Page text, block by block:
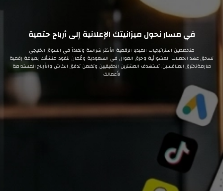
في مسار نحول ميزانيتك الإعلانية إلى أرباح حتمية
متخصصين استراتيجيات الميديا الرقمية الأكثر شراسة ونفاذاً في السوق الخليجي
نسحق عهد الحملات العشوائية وحرق الموال في السعودية وعُمان لنقود منشأتك بصياغة رقمية
صارمةتخترق المنافسين، تستهدف المشترين الحقيقيين وتضمن تدفق الكاش والأرباح المستدامة
لأعمالك